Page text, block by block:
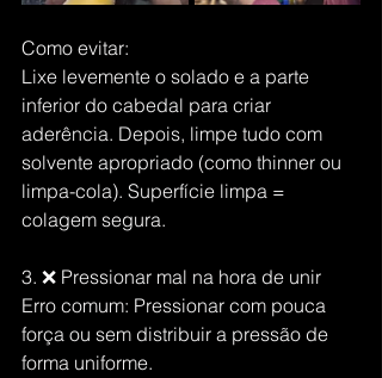
Como evitar:
Lixe levemente o solado e a parte
inferior do cabedal para criar
aderência. Depois, limpe tudo com
solvente apropriado (como thinner ou
limpa-cola). Superfície limpa =
colagem segura.
3. ❌ Pressionar mal na hora de unir
Erro comum: Pressionar com pouca
força ou sem distribuir a pressão de
forma uniforme.